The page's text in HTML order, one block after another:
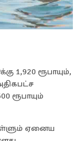
1,920 ரூபாயும்,
ரூபாயும்
ஏனைய